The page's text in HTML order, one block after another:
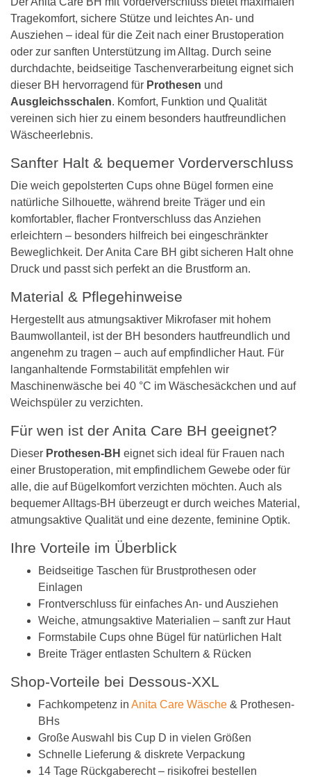
Tragekomfort, sichere Stütze und leichtes An- und
Ausziehen – ideal für die Zeit nach einer Brustoperation
oder zur sanften Unterstützung im Alltag. Durch seine
durchdachte, beidseitige Taschenverarbeitung eignet sich
dieser BH hervorragend für Prothesen und
Ausgleichsschalen. Komfort, Funktion und Qualität
vereinen sich hier zu einem besonders hautfreundlichen
Wäscheerlebnis.
Sanfter Halt & bequemer Vorderverschluss
Die weich gepolsterten Cups ohne Bügel formen eine
natürliche Silhouette, während breite Träger und ein
komfortabler, flacher Frontverschluss das Anziehen
erleichtern – besonders hilfreich bei eingeschränkter
Beweglichkeit. Der Anita Care BH gibt sicheren Halt ohne
Druck und passt sich perfekt an die Brustform an.
Material & Pflegehinweise
Hergestellt aus atmungsaktiver Mikrofaser mit hohem
Baumwollanteil, ist der BH besonders hautfreundlich und
angenehm zu tragen – auch auf empfindlicher Haut. Für
langanhaltende Formstabilität empfehlen wir
Maschinenwäsche bei 40 °C im Wäschesäckchen und auf
Weichspüler zu verzichten.
Für wen ist der Anita Care BH geeignet?
Dieser Prothesen-BH eignet sich ideal für Frauen nach
einer Brustoperation, mit empfindlichem Gewebe oder für
alle, die auf Bügelkomfort verzichten möchten. Auch als
bequemer Alltags-BH überzeugt er durch weiches Material,
atmungsaktive Qualität und eine dezente, feminine Optik.
Ihre Vorteile im Überblick
Beidseitige Taschen für Brustprothesen oder
Einlagen
Frontverschluss für einfaches An- und Ausziehen
Weiche, atmungsaktive Materialien – sanft zur Haut
Formstabile Cups ohne Bügel für natürlichen Halt
Breite Träger entlasten Schultern & Rücken
Shop-Vorteile bei Dessous-XXL
Fachkompetenz in Anita Care Wäsche & Prothesen-
BHs
Große Auswahl bis Cup D in vielen Größen
Schnelle Lieferung & diskrete Verpackung
14 Tage Rückgaberecht – risikofrei bestellen